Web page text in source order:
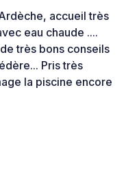
accueil très
eau chaude ....
très bons conseils
Pris très
la piscine encore